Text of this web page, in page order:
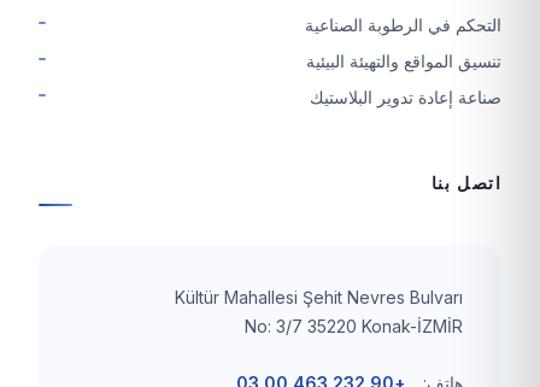
التحكم في الرطوبة الصناعية
تنسيق المواقع والتهيئة البيئية
صناعة إعادة تدوير البلاستيك
اتصل بنا
Kültür Mahallesi Şehit Nevres Bulvarı
No: 3/7 35220 Konak-İZMİR
هاتف: +90 232 463 00 03